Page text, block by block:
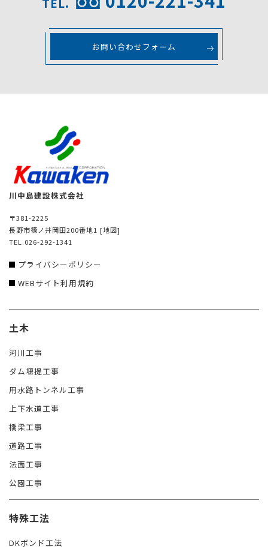
お問い合わせフォーム
川中島建設株式会社
〒381-2225
長野市篠ノ井岡田200番地1 [地図]
TEL.026-292-1341
プライバシーポリシー
WEBサイト利用規約
土木
河川工事
ダム堰提工事
用水路トンネル工事
上下水道工事
橋梁工事
道路工事
法面工事
公園工事
特殊工法
DKボンド工法